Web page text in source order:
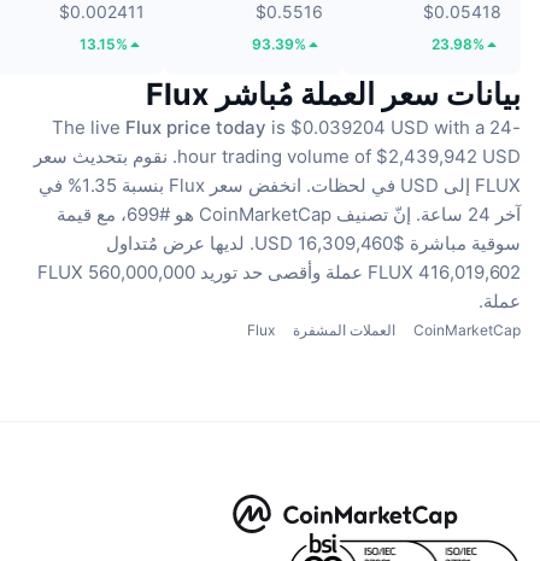
$0.05418
23.98%
$0.5516
93.39%
$0.002411
13.15%
بيانات سعر العملة مُباشر Flux
The live Flux price today is $0.039204 USD with a 24-
hour trading volume of $2,439,942 USD. نقوم بتحديث سعر
FLUX إلى USD في لحظات.
انخفض سعر Flux بنسبة 1.35% في
آخر 24 ساعة.
إنّ تصنيف CoinMarketCap هو #699، مع قيمة
سوقية مباشرة $16,309,460 USD.
لديها عرض مُتداول
416,019,602 FLUX عملة
وأقصى حد توريد 560,000,000 FLUX
عملة.
CoinMarketCap العملات المشفرة Flux